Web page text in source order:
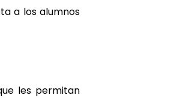
a los alumnos
les permitan